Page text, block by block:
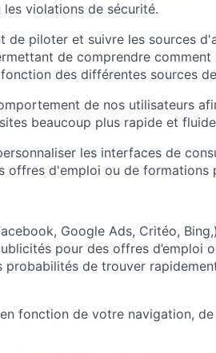
violations de sécurité.
de piloter et suivre les sources
de comprendre comment
des différentes sources
de nos utilisateurs
beaucoup plus rapide et
les interfaces de
offres d'emploi ou de formations
Google Ads, Critéo,
pour des offres d’emploi
probabilités de trouver
fonction de votre navigation,